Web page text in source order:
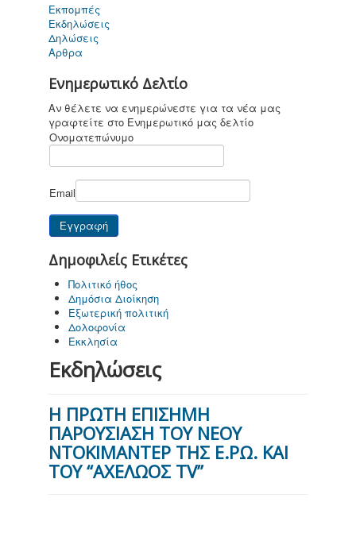
Για παιδιά ....
καi όχι μόνο
Εκπομπές
Εκδηλώσεις
Δηλώσεις
Αρθρα
Ενημερωτικό Δελτίο
Αν θέλετε να ενημερώνεστε για τα νέα μας
γραφτείτε στο Ενημερωτικό μας δελτίο
Ονοματεπώνυμο
Email
Δημοφιλείς Ετικέτες
Πολιτικό ήθος
Δημόσια Διοίκηση
Εξωτερική πολιτική
Δολοφονία
Εκκλησία
Εκδηλώσεις
Η ΠΡΩΤΗ ΕΠΙΣΗΜΗ
ΠΑΡΟΥΣΙΑΣΗ ΤΟΥ ΝΕΟΥ
ΝΤΟΚΙΜΑΝΤΕΡ ΤΗΣ Ε.ΡΩ. ΚΑΙ
ΤΟΥ “ΑΧΕΛΩΟΣ TV”